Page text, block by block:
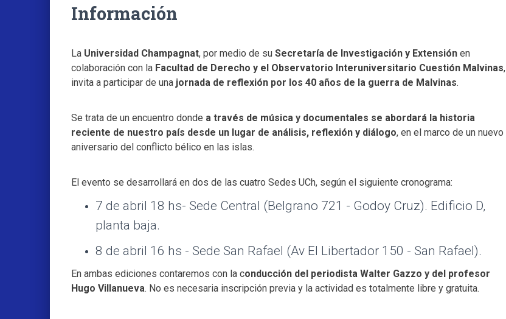
Información
La Universidad Champagnat, por medio de su Secretaría de Investigación y Extensión en
colaboración con la Facultad de Derecho y el Observatorio Interuniversitario Cuestión Malvinas,
invita a participar de una jornada de reflexión por los 40 años de la guerra de Malvinas.
Se trata de un encuentro donde a través de música y documentales se abordará la historia
reciente de nuestro país desde un lugar de análisis, reflexión y diálogo, en el marco de un nuevo
aniversario del conflicto bélico en las islas.
El evento se desarrollará en dos de las cuatro Sedes UCh, según el siguiente cronograma:
7 de abril 18 hs- Sede Central (Belgrano 721 - Godoy Cruz). Edificio D,
planta baja.
8 de abril 16 hs - Sede San Rafael (Av El Libertador 150 - San Rafael).
En ambas ediciones contaremos con la conducción del periodista Walter Gazzo y del profesor
Hugo Villanueva. No es necesaria inscripción previa y la actividad es totalmente libre y gratuita.